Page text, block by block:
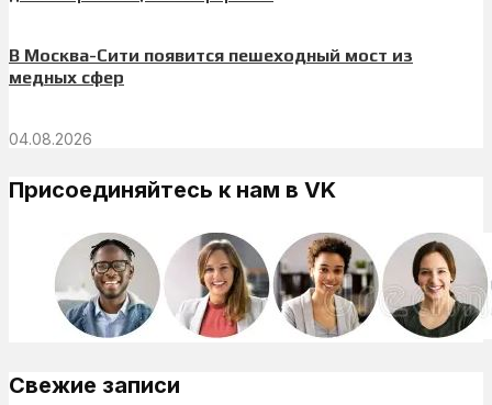
В Москва-Сити появится пешеходный мост из
медных сфер
04.08.2026
Присоединяйтесь к нам в VK
Свежие записи